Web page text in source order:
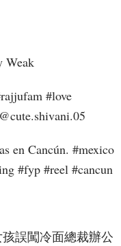
Weak
#love
en Cancún. #mexico
#fyp #reel #cancun
孩誤闖冷面總裁辦公